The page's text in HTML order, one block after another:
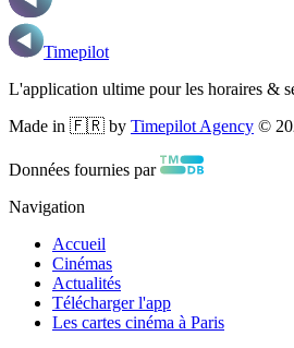
Timepilot
L'application ultime pour les horaires &
Made in 🇫🇷 by Timepilot Agency ©
Données fournies par
Navigation
Accueil
Cinémas
Actualités
Télécharger l'app
Les cartes cinéma à Paris